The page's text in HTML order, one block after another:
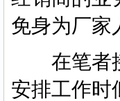
免身为厂家
在笔者接
安排工作时